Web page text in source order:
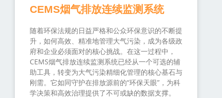
CEMS烟气排放连续监测系统
随着环保法规的日益严格和公众环保意识的不断提
升，如何高效、精准地管理大气污染，成为各级政
府和企业必须面对的核心挑战。在这一过程中，
CEMS烟气排放连续监测系统已经从一个可选的辅
助工具，转变为大气污染精细化管理的核心基石与
刚需。它如同守护在排放源前的“环保天眼”，为科
学决策和高效治理提供了不可或缺的数据支撑。